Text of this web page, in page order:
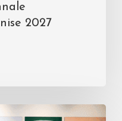
2027